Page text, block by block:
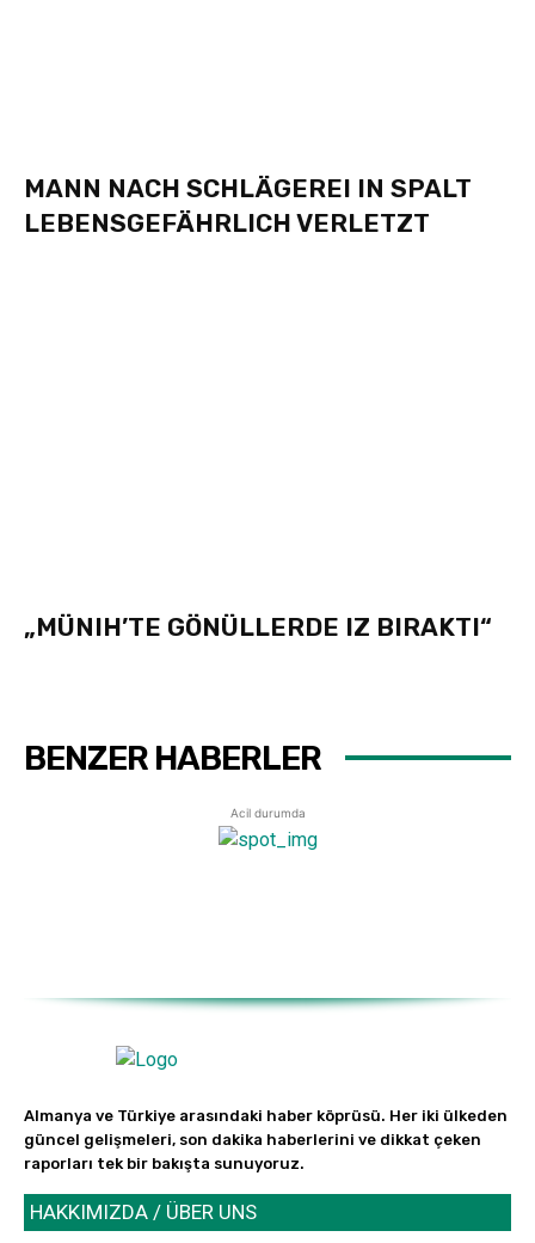
MANN NACH SCHLÄGEREI IN SPALT
LEBENSGEFÄHRLICH VERLETZT
„MÜNIH’TE GÖNÜLLERDE IZ BIRAKTI“
BENZER HABERLER
Acil durumda
Almanya ve Türkiye arasındaki haber köprüsü. Her iki ülkeden
güncel gelişmeleri, son dakika haberlerini ve dikkat çeken
raporları tek bir bakışta sunuyoruz.
HAKKIMIZDA / ÜBER UNS